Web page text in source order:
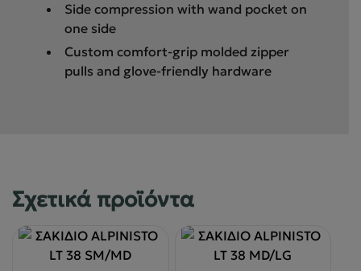
Side compression with wand pocket on
one side
Custom comfort-grip molded zipper
pulls and glove-friendly hardware
Σχετικά προϊόντα